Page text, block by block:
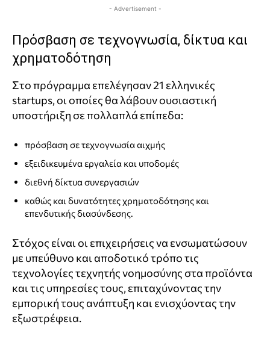
- Advertisement -
Πρόσβαση σε τεχνογνωσία, δίκτυα και
χρηματοδότηση
Στο πρόγραμμα επελέγησαν 21 ελληνικές
startups, οι οποίες θα λάβουν ουσιαστική
υποστήριξη σε πολλαπλά επίπεδα:
πρόσβαση σε τεχνογνωσία αιχμής
εξειδικευμένα εργαλεία και υποδομές
διεθνή δίκτυα συνεργασιών
καθώς και δυνατότητες χρηματοδότησης και
επενδυτικής διασύνδεσης.
Στόχος είναι οι επιχειρήσεις να ενσωματώσουν
με υπεύθυνο και αποδοτικό τρόπο τις
τεχνολογίες τεχνητής νοημοσύνης στα προϊόντα
και τις υπηρεσίες τους, επιταχύνοντας την
εμπορική τους ανάπτυξη και ενισχύοντας την
εξωστρέφεια.